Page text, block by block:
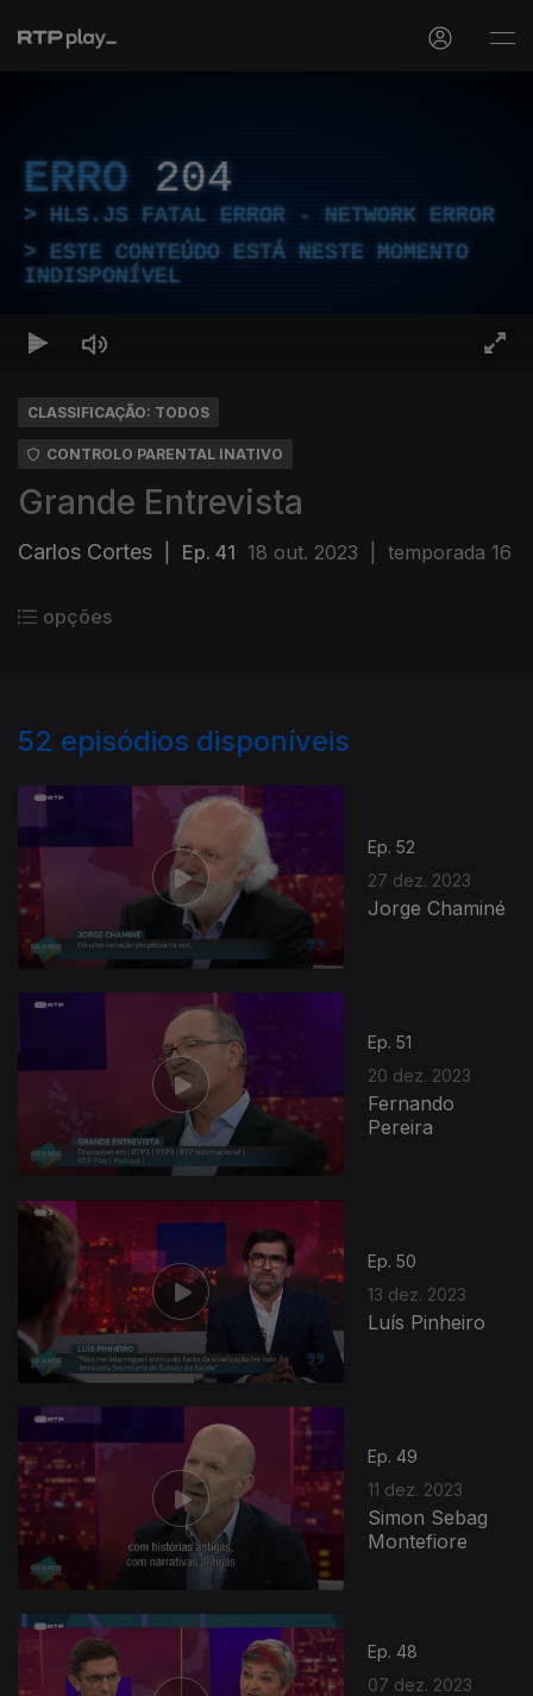
ERRO 204
HLS.JS FATAL ERROR - NETWORK ERROR
ESTE CONTEÚDO ESTÁ NESTE MOMENTO
INDISPONÍVEL
CLASSIFICAÇÃO: TODOS
CONTROLO PARENTAL INATIVO
Grande Entrevista
Carlos Cortes Ep. 41 18 out. 2023 temporada 16
opções
52 episódios disponíveis
Ep. 52
27 dez. 2023
Jorge Chaminé
Ep. 51
20 dez. 2023
Fernando
Pereira
Ep. 50
13 dez. 2023
Luís Pinheiro
Ep. 49
11 dez. 2023
Simon Sebag
Montefiore
Ep. 48
07 dez. 2023